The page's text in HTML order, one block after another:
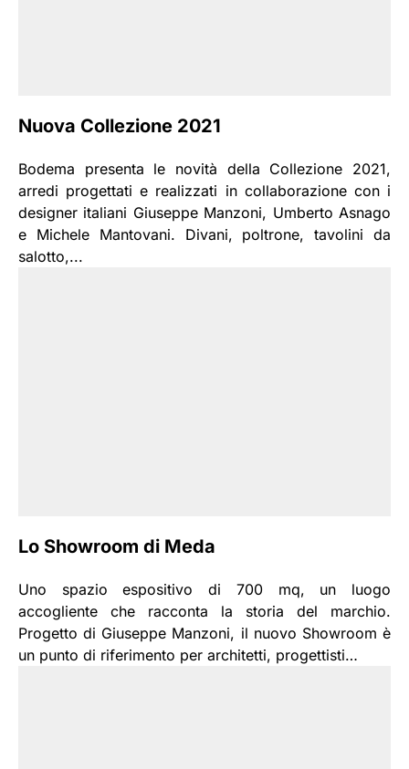
Nuova Collezione 2021
Bodema presenta le novità della Collezione 2021,
arredi progettati e realizzati in collaborazione con i
designer italiani Giuseppe Manzoni, Umberto Asnago
e Michele Mantovani. Divani, poltrone, tavolini da
salotto,...
Lo Showroom di Meda
Uno spazio espositivo di 700 mq, un luogo
accogliente che racconta la storia del marchio.
Progetto di Giuseppe Manzoni, il nuovo Showroom è
un punto di riferimento per architetti, progettisti…